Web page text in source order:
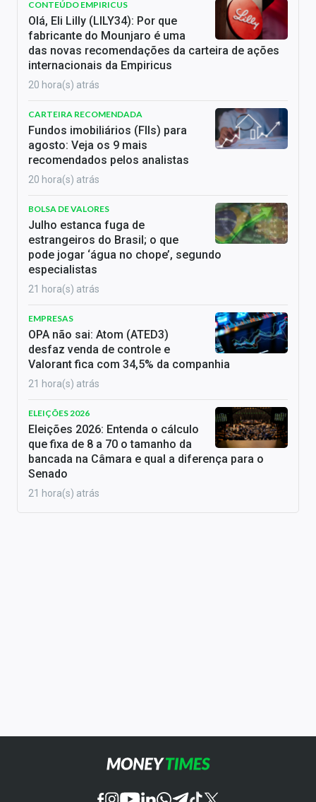
CONTEÚDO EMPIRICUS
Olá, Eli Lilly (LILY34): Por que
fabricante do Mounjaro é uma
das novas recomendações da carteira de ações
internacionais da Empiricus
20 hora(s) atrás
CARTEIRA RECOMENDADA
Fundos imobiliários (FIIs) para
agosto: Veja os 9 mais
recomendados pelos analistas
20 hora(s) atrás
BOLSA DE VALORES
Julho estanca fuga de
estrangeiros do Brasil; o que
pode jogar ‘água no chope’, segundo
especialistas
21 hora(s) atrás
EMPRESAS
OPA não sai: Atom (ATED3)
desfaz venda de controle e
Valorant fica com 34,5% da companhia
21 hora(s) atrás
ELEIÇÕES 2026
Eleições 2026: Entenda o cálculo
que fixa de 8 a 70 o tamanho da
bancada na Câmara e qual a diferença para o
Senado
21 hora(s) atrás